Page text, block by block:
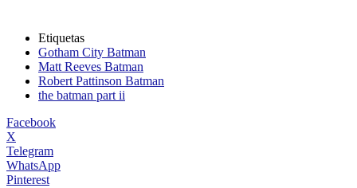
Etiquetas
Gotham City Batman
Matt Reeves Batman
Robert Pattinson Batman
the batman part ii
Facebook
X
Telegram
WhatsApp
Pinterest